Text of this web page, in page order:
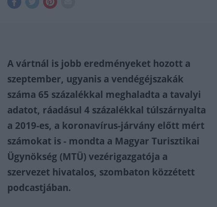
A vártnál is jobb eredményeket hozott a
szeptember, ugyanis a vendégéjszakák
száma 65 százalékkal meghaladta a tavalyi
adatot, ráadásul 4 százalékkal túlszárnyalta
a 2019-es, a koronavírus-járvány előtt mért
számokat is - mondta a Magyar Turisztikai
Ügynökség (MTÜ) vezérigazgatója a
szervezet hivatalos, szombaton közzétett
podcastjában.